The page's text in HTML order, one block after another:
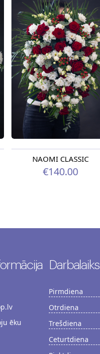
NAOMI CLASSIC
€140.00
ēku
Darbalaiks
Pirmdiena
Otrdiena
Trešdiena
Ceturtdiena